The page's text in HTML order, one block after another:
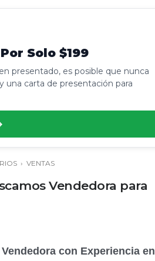
Solo $199
presentado, es posible que nunca
una carta de presentación para
› VENTAS
Vendedora para
con Experiencia en